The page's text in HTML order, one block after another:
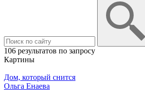
106 результатов по запросу
Картины
Дом, который снится
Ольга Енаева